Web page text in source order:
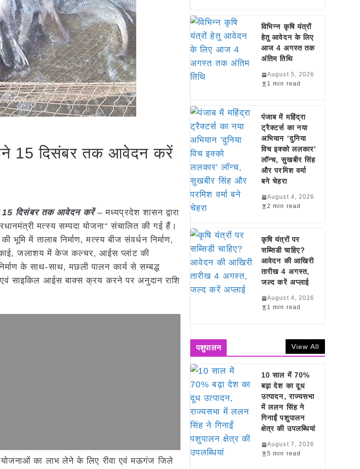
लेने 15 दिसंबर तक आवेदन करें
15 दिसंबर तक आवेदन करें– मध्यप्रदेश शासन द्वारा
मत्स्य सम्पदा योजना“ संचालित की गई हैं।
में तालाब निर्माण, मत्स्य बीज संवर्धन निर्माण,
जलाशय में केज कल्चर, आईस प्लांट की
के साथ-साथ, मछली पालन कार्य से सम्बद्ध
साइकिल आईस बाक्स क्रय करने पर अनुदान राशि
योजनाओं का लाभ लेने के लिए रीवा एवं मऊगंज जिले
विभिन्न कृषि यंत्रों
हेतु आवेदन के लिए
आज 4 अगस्त तक
अंतिम तिथि
August 5, 2026
1 min read
पंजाब में महिंद्रा
ट्रैक्टर्स का नया
अभियान ‘दुनिया
विच इक्को ललकार’
लॉन्च, सुखबीर सिंह
और परमिश वर्मा
बने चेहरा
August 4, 2026
2 min read
कृषि यंत्रों पर
सब्सिडी चाहिए?
आवेदन की आखिरी
तारीख 4 अगस्त,
जल्द करें अप्लाई
August 4, 2026
1 min read
पशुपालन View All
10 साल में 70%
बढ़ा देश का दूध
उत्पादन, राज्यसभा
में ललन सिंह ने
गिनाईं पशुपालन
क्षेत्र की उपलब्धियां
August 7, 2026
5 min read